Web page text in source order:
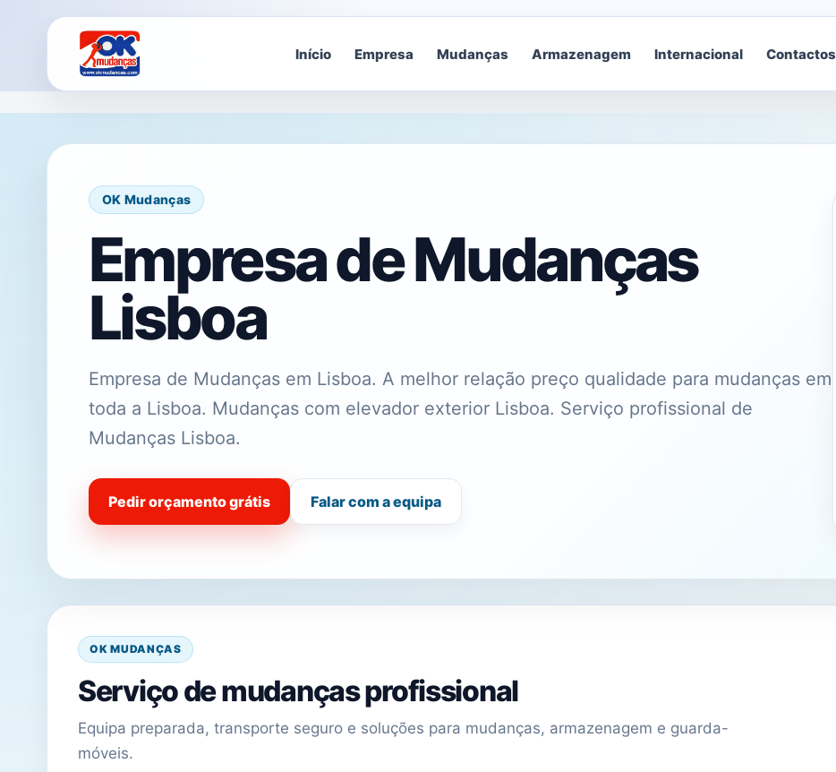
Início Empresa Mudanças Armazenagem Internacional Contactos
OK Mudanças
Empresa de Mudanças
Lisboa
Empresa de Mudanças em Lisboa. A melhor relação preço qualidade para mudanças em
toda a Lisboa. Mudanças com elevador exterior Lisboa. Serviço profissional de
Mudanças Lisboa.
Pedir orçamento grátis Falar com a equipa
OK MUDANÇAS
Serviço de mudanças profissional
Equipa preparada, transporte seguro e soluções para mudanças, armazenagem e guarda-
móveis.